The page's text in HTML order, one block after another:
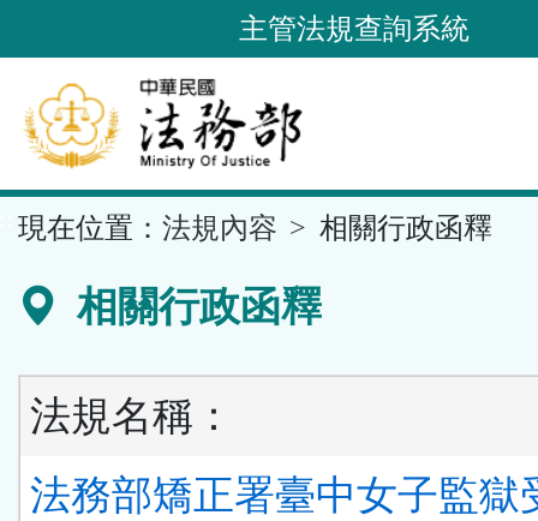
到
要
內
容
區
主管法規查詢系統
現在位置： 法規內容 相關行政函釋
相關行政函釋
法規名稱：
法務部矯正署臺中女子監獄